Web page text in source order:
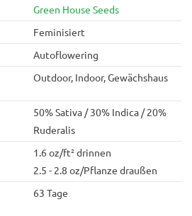
Green House Seeds
Feminisiert
Autoflowering
Outdoor, Indoor, Gewächshaus
50% Sativa / 30% Indica / 20%
Ruderalis
1.6 oz/ft² drinnen
2.5 - 2.8 oz/Pflanze draußen
63 Tage